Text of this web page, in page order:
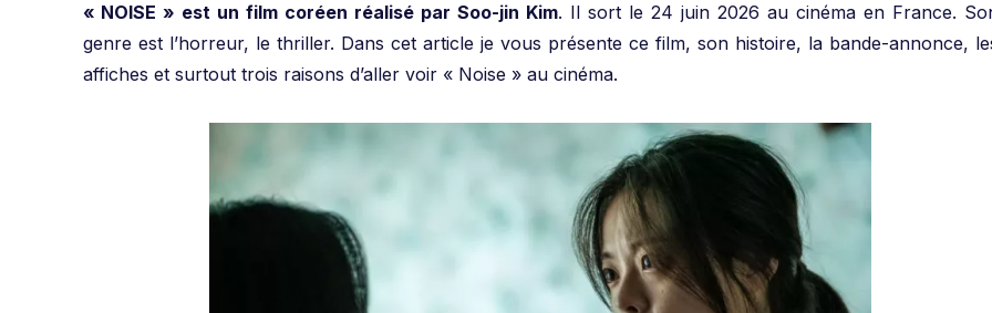
« NOISE » est un film coréen réalisé par Soo-jin Kim. Il sort le 24 juin 2026 au cinéma en France.
genre est l’horreur, le thriller. Dans cet article je vous présente ce film, son histoire, la bande-annonce,
affiches et surtout trois raisons d’aller voir « Noise » au cinéma.